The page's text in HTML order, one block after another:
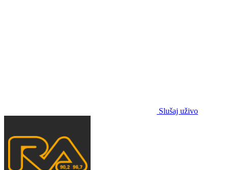
Slušaj uživo